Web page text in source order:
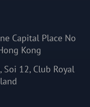
Capital Place No
Kong
Soi 12, Club Royal